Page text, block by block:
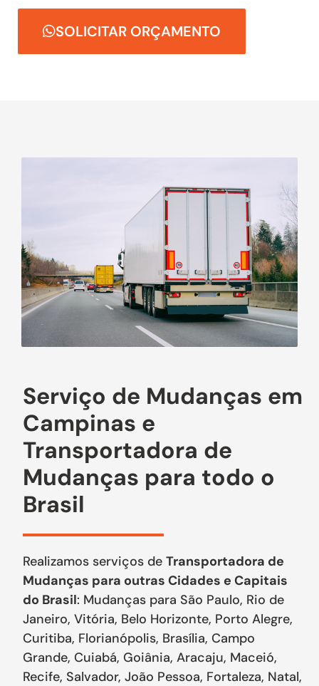
SOLICITAR ORÇAMENTO
Serviço de Mudanças em
Campinas e
Transportadora de
Mudanças para todo o
Brasil
Realizamos serviços de Transportadora de
Mudanças para outras Cidades e Capitais
do Brasil: Mudanças para São Paulo, Rio de
Janeiro, Vitória, Belo Horizonte, Porto Alegre,
Curitiba, Florianópolis, Brasília, Campo
Grande, Cuiabá, Goiânia, Aracaju, Maceió,
Recife, Salvador, João Pessoa, Fortaleza, Natal,